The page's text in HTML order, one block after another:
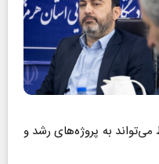
به پروژه‌های رشد و